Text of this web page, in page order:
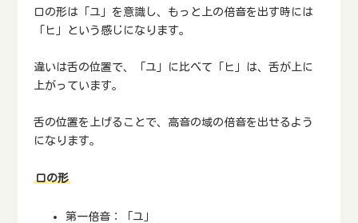
口の形は「ユ」を意識し、もっと上の倍音を出す時には
「ヒ」という感じになります。
違いは舌の位置で、「ユ」に比べて「ヒ」は、舌が上に
上がっています。
舌の位置を上げることで、高音の域の倍音を出せるよう
になります。
口の形
第一倍音：「ユ」